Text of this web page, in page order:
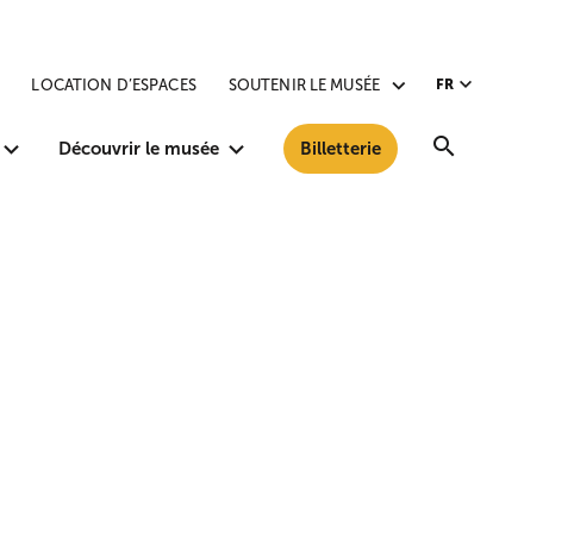
Découvrir le musée Billetterie
LOCATION D’ESPACES SOUTENIR LE MUSÉE FR